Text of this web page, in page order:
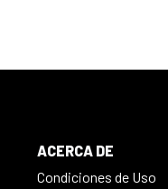
ACERCA DE
Condiciones de Uso